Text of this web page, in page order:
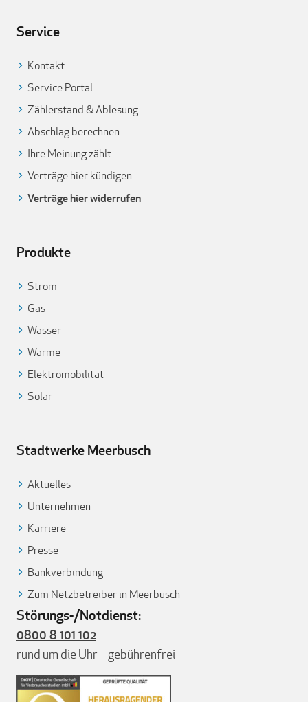
Service
Kontakt
Service Portal
Zählerstand & Ablesung
Abschlag berechnen
Ihre Meinung zählt
Verträge hier kündigen
Verträge hier widerrufen
Produkte
Strom
Gas
Wasser
Wärme
Elektromobilität
Solar
Stadtwerke Meerbusch
Aktuelles
Unternehmen
Karriere
Presse
Bankverbindung
Zum Netzbetreiber in Meerbusch
Störungs-/Notdienst:
0800 8 101 102
rund um die Uhr – gebührenfrei